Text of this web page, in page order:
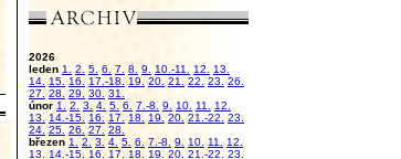
2026
leden 1. 2. 5. 6. 7. 8. 9. 10.-11. 12.
13.
14.
15. 16. 17.-18. 19. 20. 21. 22. 23.
26.
27.
28. 29. 30. 31.
únor 1. 2. 3. 4. 5. 6. 7.-8. 9. 10. 11.
12.
13.
14.-15. 16. 17. 18. 19. 20. 21.-22.
23.
24. 25. 26. 27.
28.
březen 1. 2. 3. 4. 5. 6. 7.-8. 9. 10. 11.
12.
13.
14.-15. 16. 17. 18. 19. 20. 21.-22.
23.